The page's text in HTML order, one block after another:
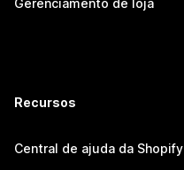
Gerenciamento de loja
Recursos
Central de ajuda da Shopify